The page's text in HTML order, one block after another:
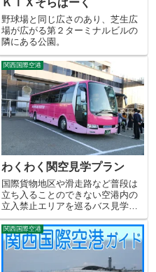
ＫＩＸそらぱーく
野球場と同じ広さのあり、芝生広
場が広がる第２ターミナルビルの
隣にある公園。
関西国際空港
わくわく関空見学プラン
国際貨物地区や滑走路など普段は
立ち入ることのできない空港内の
立入禁止エリアを巡るバス見学ツ
アー。
関西国際空港